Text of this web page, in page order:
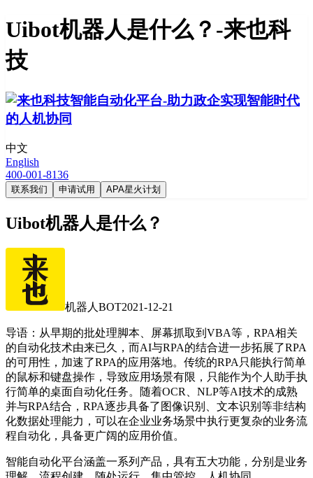
Uibot机器人是什么？-来也科
技
中文
English
400-001-8136
联系我们 申请试用 APA星火计划
Uibot机器人是什么？
机器人BOT2021-12-21
导语：从早期的批处理脚本、屏幕抓取到VBA等，RPA相关
的自动化技术由来已久，而AI与RPA的结合进一步拓展了RPA
的可用性，加速了RPA的应用落地。传统的RPA只能执行简单
的鼠标和键盘操作，导致应用场景有限，只能作为个人助手执
行简单的桌面自动化任务。随着OCR、NLP等AI技术的成熟
并与RPA结合，RPA逐步具备了图像识别、文本识别等非结构
化数据处理能力，可以在企业业务场景中执行更复杂的业务流
程自动化，具备更广阔的应用价值。
智能自动化平台涵盖一系列产品，具有五大功能，分别是业务